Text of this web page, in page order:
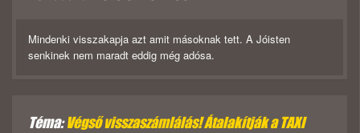
Mindenki visszakapja azt amit másoknak tett. A Jóisten
senkinek nem maradt eddig még adósa.
Téma:Végső visszaszámlálás! Átalakítják a TAXI